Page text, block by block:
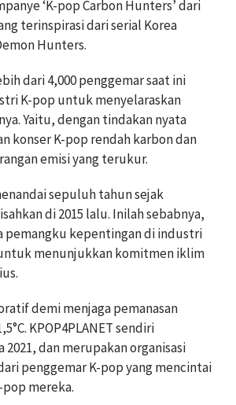
‘K-pop Carbon Hunters’ dari
terinspirasi dari serial Korea
Hunters.
dari 4,000 penggemar saat ini
K-pop untuk menyelaraskan
Yaitu, dengan tindakan nyata
konser K-pop rendah karbon dan
emisi yang terukur.
sepuluh tahun sejak
di 2015 lalu. Inilah sebabnya,
pemangku kepentingan di industri
menunjukkan komitmen iklim
demi menjaga pemanasan
KPOP4PLANET sendiri
dan merupakan organisasi
penggemar K-pop yang mencintai
mereka.